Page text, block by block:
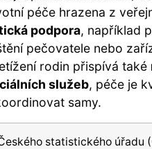
péče hrazena z
podpora, například
pečovatele nebo
rodin přispívá také
služeb, péče je
samy.
statistického úřadu